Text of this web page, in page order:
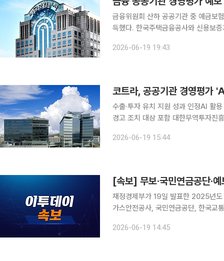
금융위원회 산하 공공기관 중 예금보
득했다. 한국주택금융공사와 신용보증
해 '2025년도 공공기관 경영실적 평
2026-06-19 19:43
수출·투자 유치 지원 성과 인정AI 활
경고 조치 대상 포함 대한무역투자진흥공사(KOTRA·코트라)가 정부의 2025년도 공공기관 경영평
2026-06-19 15:44
재정경제부가 19일 발표한 2025년도
가스안전공사, 국민연금공단, 한국교
2026-06-19 14:45